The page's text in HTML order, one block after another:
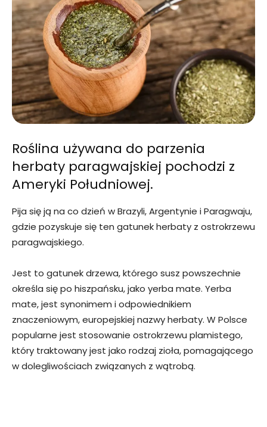
Roślina używana do parzenia
herbaty paragwajskiej pochodzi z
Ameryki Południowej.
Pija się ją na co dzień w Brazyli, Argentynie i Paragwaju,
gdzie pozyskuje się ten gatunek herbaty z ostrokrzewu
paragwajskiego.
Jest to gatunek drzewa, którego susz powszechnie
określa się po hiszpańsku, jako yerba mate. Yerba
mate, jest synonimem i odpowiednikiem
znaczeniowym, europejskiej nazwy herbaty. W Polsce
popularne jest stosowanie ostrokrzewu plamistego,
który traktowany jest jako rodzaj zioła, pomagającego
w dolegliwościach związanych z wątrobą.